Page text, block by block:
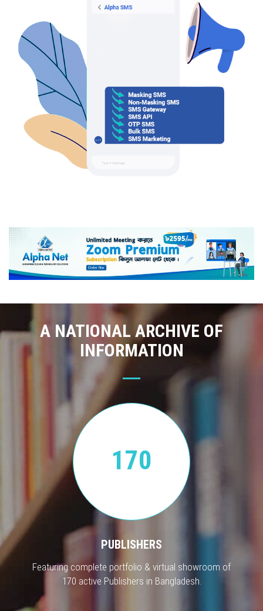
A NATIONAL ARCHIVE OF
INFORMATION
170
PUBLISHERS
Featuring complete portfolio & virtual showroom of
170 active Publishers in Bangladesh.